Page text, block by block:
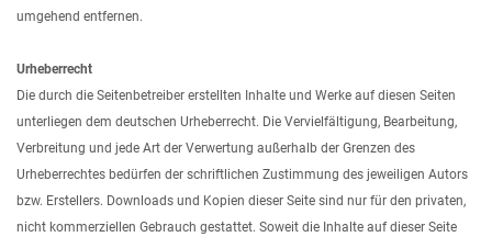
umgehend entfernen.
Urheberrecht
Die durch die Seitenbetreiber erstellten Inhalte und Werke auf diesen Seiten
unterliegen dem deutschen Urheberrecht. Die Vervielfältigung, Bearbeitung,
Verbreitung und jede Art der Verwertung außerhalb der Grenzen des
Urheberrechtes bedürfen der schriftlichen Zustimmung des jeweiligen Autors
bzw. Erstellers. Downloads und Kopien dieser Seite sind nur für den privaten,
nicht kommerziellen Gebrauch gestattet. Soweit die Inhalte auf dieser Seite